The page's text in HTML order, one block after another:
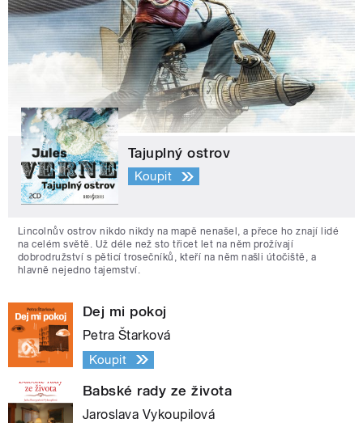
Tajuplný ostrov
Koupit
Lincolnův ostrov nikdo nikdy na mapě nenašel, a přece ho znají lidé
na celém světě. Už déle než sto třicet let na něm prožívají
dobrodružství s pěticí trosečníků, kteří na něm našli útočiště, a
hlavně nejedno tajemství.
Dej mi pokoj
Petra Štarková
Koupit
Babské rady ze života
Jaroslava Vykoupilová